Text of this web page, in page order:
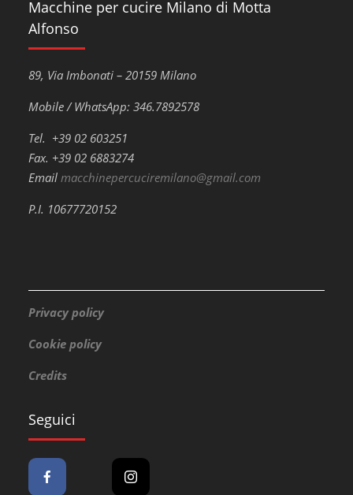
Macchine per cucire Milano di Motta
Alfonso
89, Via Imbonati – 20159 Milano
Mobile / WhatsApp: 346.7892578
Tel. +39 02 603251
Fax. +39 02 6883274
Emailmacchinepercuciremilano@gmail.com
P.I. 10677720152
Privacy policy
Cookie policy
Credits
Seguici